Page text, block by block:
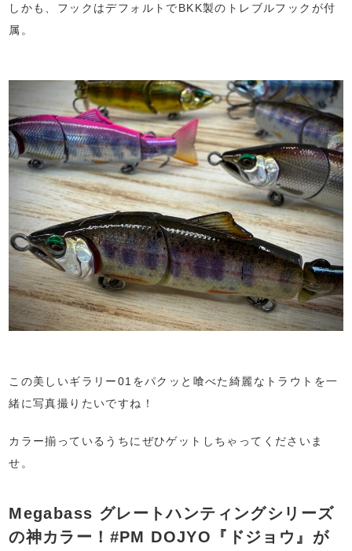
しかも、フックはデフォルトでBKK製のトレブルフックが付
属。
この美しいギラリー01をパクッと喰べた綺麗なトラウトを一
緒に写真撮りたいですね！
カラー揃っているうちにぜひゲットしちゃってくださいま
せ。
Megabass グレートハンティングシリーズ
の神カラー！#PM DOJYO『ドジョウ』が